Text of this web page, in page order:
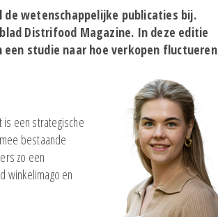
de wetenschappelijke publicaties bij.
Distrifood Magazine. In deze editie
een studie naar hoe verkopen fluctueren
een strategische
bestaande
zo een
winkelimago en